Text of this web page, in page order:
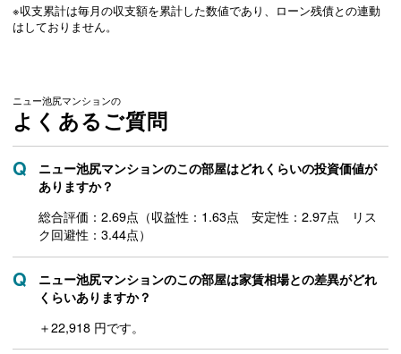
※収支累計は毎月の収支額を累計した数値であり、ローン残債との連動
はしておりません。
ニュー池尻マンションの
よくあるご質問
ニュー池尻マンションのこの部屋はどれくらいの投資価値が
ありますか？
総合評価：2.69点（収益性：1.63点 安定性：2.97点 リス
ク回避性：3.44点）
ニュー池尻マンションのこの部屋は家賃相場との差異がどれ
くらいありますか？
＋22,918 円です。